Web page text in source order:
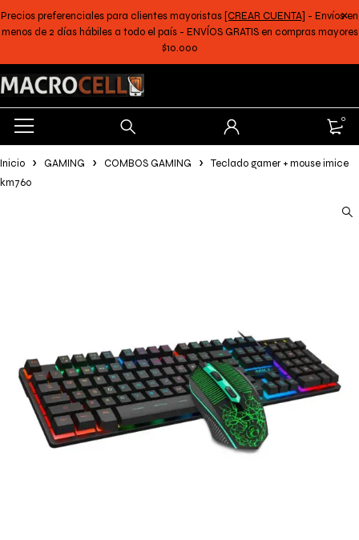
Precios preferenciales para clientes mayoristas [CREAR CUENTA] - Envíos en
menos de 2 días hábiles a todo el país - ENVÍOS GRATIS en compras mayores
$10.000
0
Inicio GAMING COMBOS GAMING
Teclado gamer + mouse imice
km760